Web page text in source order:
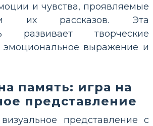
и чувства, проявляемые
их рассказов. Эта
развивает творческие
эмоциональное выражение и
память: игра на
представление
представление с